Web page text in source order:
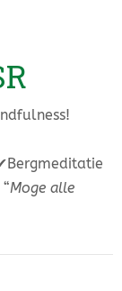
Moge alle